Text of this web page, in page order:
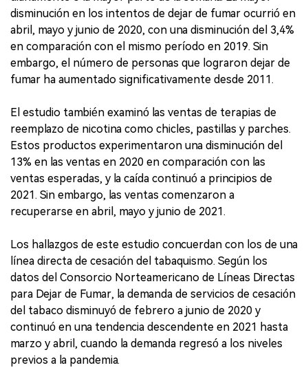
disminución en los intentos de dejar de fumar ocurrió en
abril, mayo y junio de 2020, con una disminución del 3,4%
en comparación con el mismo período en 2019. Sin
embargo, el número de personas que lograron dejar de
fumar ha aumentado significativamente desde 2011.
El estudio también examinó las ventas de terapias de
reemplazo de nicotina como chicles, pastillas y parches.
Estos productos experimentaron una disminución del
13% en las ventas en 2020 en comparación con las
ventas esperadas, y la caída continuó a principios de
2021. Sin embargo, las ventas comenzaron a
recuperarse en abril, mayo y junio de 2021.
Los hallazgos de este estudio concuerdan con los de una
línea directa de cesación del tabaquismo. Según los
datos del Consorcio Norteamericano de Líneas Directas
para Dejar de Fumar, la demanda de servicios de cesación
del tabaco disminuyó de febrero a junio de 2020 y
continuó en una tendencia descendente en 2021 hasta
marzo y abril, cuando la demanda regresó a los niveles
previos a la pandemia.